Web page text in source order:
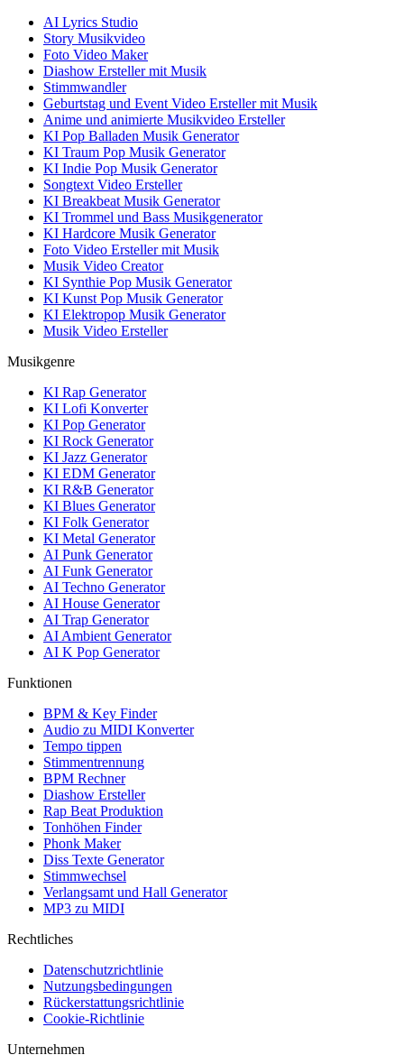
AI Lyrics Studio
Story Musikvideo
Foto Video Maker
Diashow Ersteller mit Musik
Stimmwandler
Geburtstag und Event Video Ersteller mit Musik
Anime und animierte Musikvideo Ersteller
KI Pop Balladen Musik Generator
KI Traum Pop Musik Generator
KI Indie Pop Musik Generator
Songtext Video Ersteller
KI Breakbeat Musik Generator
KI Trommel und Bass Musikgenerator
KI Hardcore Musik Generator
Foto Video Ersteller mit Musik
Musik Video Creator
KI Synthie Pop Musik Generator
KI Kunst Pop Musik Generator
KI Elektropop Musik Generator
Musik Video Ersteller
Musikgenre
KI Rap Generator
KI Lofi Konverter
KI Pop Generator
KI Rock Generator
KI Jazz Generator
KI EDM Generator
KI R&B Generator
KI Blues Generator
KI Folk Generator
KI Metal Generator
AI Punk Generator
AI Funk Generator
AI Techno Generator
AI House Generator
AI Trap Generator
AI Ambient Generator
AI K Pop Generator
Funktionen
BPM & Key Finder
Audio zu MIDI Konverter
Tempo tippen
Stimmentrennung
BPM Rechner
Diashow Ersteller
Rap Beat Produktion
Tonhöhen Finder
Phonk Maker
Diss Texte Generator
Stimmwechsel
Verlangsamt und Hall Generator
MP3 zu MIDI
Rechtliches
Datenschutzrichtlinie
Nutzungsbedingungen
Rückerstattungsrichtlinie
Cookie-Richtlinie
Unternehmen